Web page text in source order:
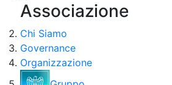
Associazione
Chi Siamo
Governance
Organizzazione